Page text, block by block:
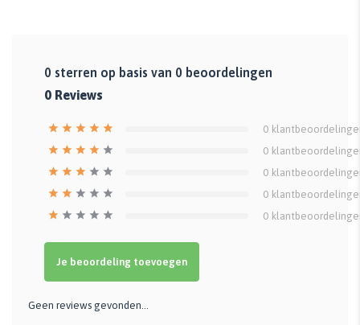
0 sterren op basis van 0 beoordelingen
0 Reviews
0
0
0
0
0
Je beoordeling toevoegen
Geen reviews gevonden...